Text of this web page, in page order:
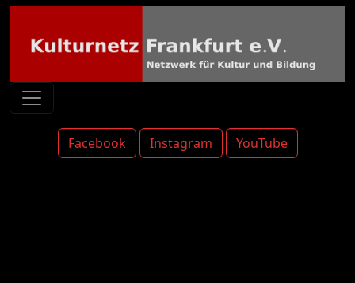
Facebook Instagram YouTube